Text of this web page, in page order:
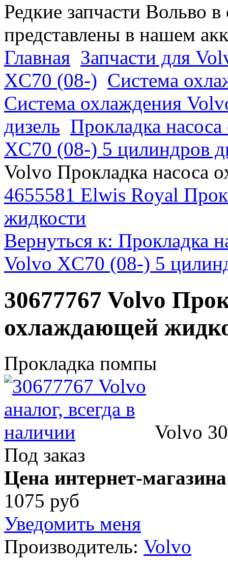
Редкие запчасти Вольво
представлены в нашем
Главная Запчасти для
XC70 (08-) Система
Система охлаждения
дизель Прокладка
XC70 (08-) 5 цилиндров
Volvo Прокладка насоса
4655581 Elwis Royal
жидкости
Вернуться к: Прокладка
Volvo XC70 (08-) 5
30677767 Volvo
охлаждающей
Прокладка помпы
Volvo
Под заказ
Цена интернет-
1075 руб
Уведомить меня
Производитель: Volvo